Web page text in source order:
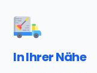
In Ihrer Nähe